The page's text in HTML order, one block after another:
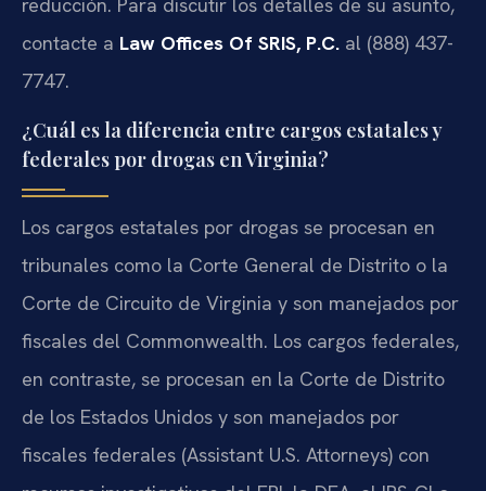
reducción. Para discutir los detalles de su asunto,
contacte a Law Offices Of SRIS, P.C. al (888) 437-
7747.
¿Cuál es la diferencia entre cargos estatales y
federales por drogas en Virginia?
Los cargos estatales por drogas se procesan en
tribunales como la Corte General de Distrito o la
Corte de Circuito de Virginia y son manejados por
fiscales del Commonwealth. Los cargos federales,
en contraste, se procesan en la Corte de Distrito
de los Estados Unidos y son manejados por
fiscales federales (Assistant U.S. Attorneys) con